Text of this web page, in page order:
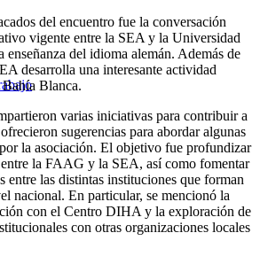
del encuentro fue la conversación
vigente entre la SEA y la Universidad
enseñanza del idioma alemán. Además de
desarrolla una interesante actividad
Blanca.
varias iniciativas para contribuir a
sugerencias para abordar algunas
la asociación. El objetivo fue profundizar
la FAAG y la SEA, así como fomentar
entre las distintas instituciones que forman
nacional. En particular, se mencionó la
con el Centro DIHA y la exploración de
con otras organizaciones locales